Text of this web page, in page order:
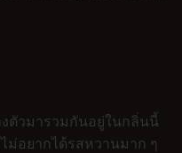
ตัวมารวมกันอยู่ในกลิ่นนี้
ม่อยากได้รสหวานมาก ๆ